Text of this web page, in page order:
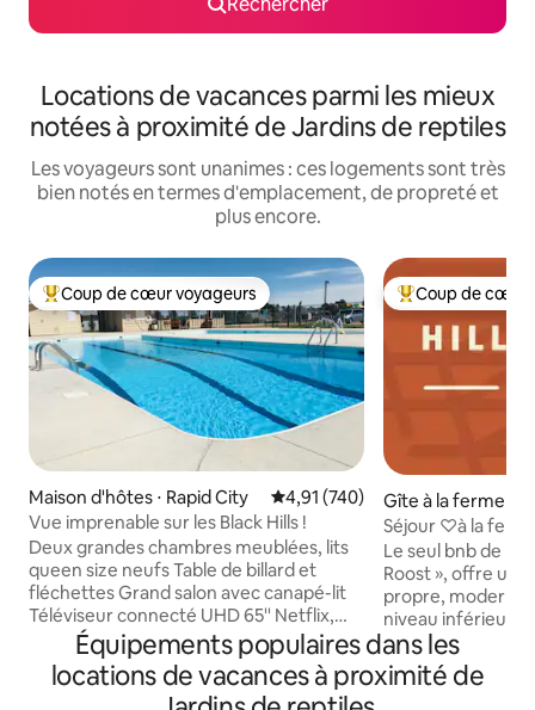
Locations de vacances parmi les mieux
notées à proximité de Jardins de reptiles
Les voyageurs sont unanimes : ces logements sont très
bien notés en termes d'emplacement, de propreté et
plus encore.
Coups de cœur voyageurs les plus appréciés
Coup de cœur voyageurs
Maison d'hôtes ⋅ Rapid City Évaluation moyenne sur la
4,91 (740)
Vue imprenable sur les Black Hills !
Deux grandes chambres meublées, lits
queen size neufs Table de billard et
fléchettes Grand salon avec canapé-lit
Téléviseur connecté UHD 65'' Netflix,
Prime, chaînes HD/locales Piscine et
équipements de loisirs, saisonniers
Internet haut débit WIFI Salle de bain
Coups de cœur
Coup de cœur
Gîte à la ferme ⋅
Séjour ♡à la
Le seul bnb de
Roost », offre un
propre, moderne
niveau inférieur
similaire à une
carrés de
bien entretenus
Équipements populaires dans les
locations de vacances à proximité de